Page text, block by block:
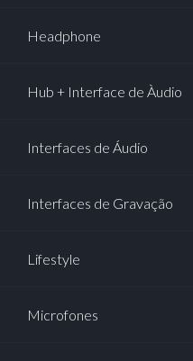
Headphone
Hub + Interface de Àudio
Interfaces de Áudio
Interfaces de Gravação
Lifestyle
Microfones